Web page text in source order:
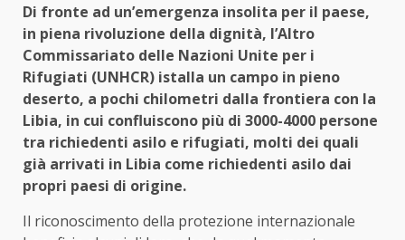
Di fronte ad un’emergenza insolita per il paese,
in piena rivoluzione della dignità, l’Altro
Commissariato delle Nazioni Unite per i
Rifugiati (UNHCR) istalla un campo in pieno
deserto, a pochi chilometri dalla frontiera con la
Libia, in cui confluiscono più di 3000-4000 persone
tra richiedenti asilo e rifugiati, molti dei quali
già arrivati in Libia come richiedenti asilo dai
propri paesi di origine.
Il riconoscimento della protezione internazionale